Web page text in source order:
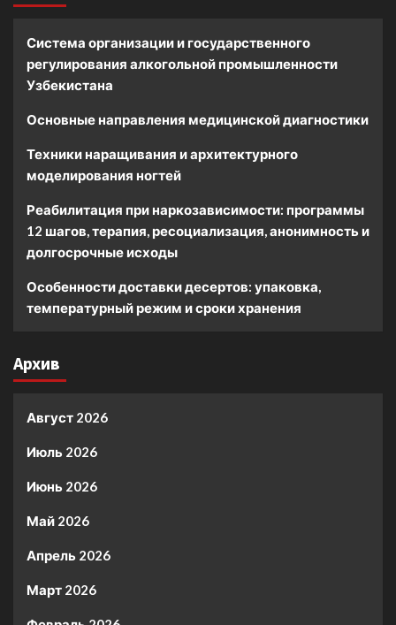
Система организации и государственного
регулирования алкогольной промышленности
Узбекистана
Основные направления медицинской диагностики
Техники наращивания и архитектурного
моделирования ногтей
Реабилитация при наркозависимости: программы
12 шагов, терапия, ресоциализация, анонимность и
долгосрочные исходы
Особенности доставки десертов: упаковка,
температурный режим и сроки хранения
Архив
Август 2026
Июль 2026
Июнь 2026
Май 2026
Апрель 2026
Март 2026